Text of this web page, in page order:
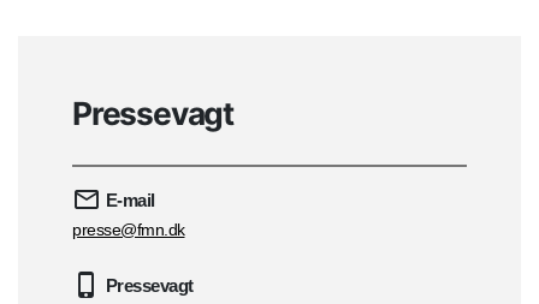
Pressevagt
E-mail
presse@fmn.dk
Pressevagt